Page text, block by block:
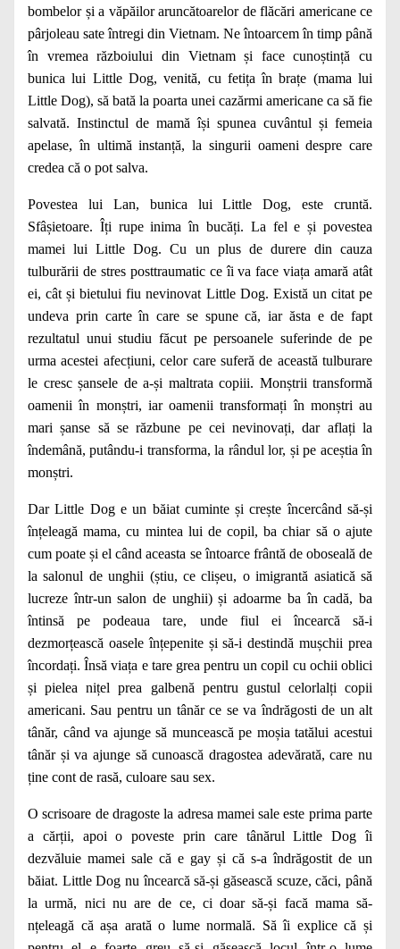
bombelor și a văpăilor aruncătoarelor de flăcări americane ce
pârjoleau sate întregi din Vietnam. Ne întoarcem în timp până
în vremea războiului din Vietnam și face cunoștință cu
bunica lui Little Dog, venită, cu fetița în brațe (mama lui
Little Dog), să bată la poarta unei cazărmi americane ca să fie
salvată. Instinctul de mamă își spunea cuvântul și femeia
apelase, în ultimă instanță, la singurii oameni despre care
credea că o pot salva.
Povestea lui Lan, bunica lui Little Dog, este cruntă.
Sfâșietoare. Îți rupe inima în bucăți. La fel e și povestea
mamei lui Little Dog. Cu un plus de durere din cauza
tulburării de stres posttraumatic ce îi va face viața amară atât
ei, cât și bietului fiu nevinovat Little Dog. Există un citat pe
undeva prin carte în care se spune că, iar ăsta e de fapt
rezultatul unui studiu făcut pe persoanele suferinde de pe
urma acestei afecțiuni, celor care suferă de această tulburare
le cresc șansele de a-și maltrata copiii. Monștrii transformă
oamenii în monștri, iar oamenii transformați în monștri au
mari șanse să se răzbune pe cei nevinovați, dar aflați la
îndemână, putându-i transforma, la rândul lor, și pe aceștia în
monștri.
Dar Little Dog e un băiat cuminte și crește încercând să-și
înțeleagă mama, cu mintea lui de copil, ba chiar să o ajute
cum poate și el când aceasta se întoarce frântă de oboseală de
la salonul de unghii (știu, ce clișeu, o imigrantă asiatică să
lucreze într-un salon de unghii) și adoarme ba în cadă, ba
întinsă pe podeaua tare, unde fiul ei încearcă să-i
dezmorțească oasele înțepenite și să-i destindă mușchii prea
încordați. Însă viața e tare grea pentru un copil cu ochii oblici
și pielea nițel prea galbenă pentru gustul celorlalți copii
americani. Sau pentru un tânăr ce se va îndrăgosti de un alt
tânăr, când va ajunge să muncească pe moșia tatălui acestui
tânăr și va ajunge să cunoască dragostea adevărată, care nu
ține cont de rasă, culoare sau sex.
O scrisoare de dragoste la adresa mamei sale este prima parte
a cărții, apoi o poveste prin care tânărul Little Dog îi
dezvăluie mamei sale că e gay și că s-a îndrăgostit de un
băiat. Little Dog nu încearcă să-și găsească scuze, căci, până
la urmă, nici nu are de ce, ci doar să-și facă mama să-
nțeleagă că așa arată o lume normală. Să îi explice că și